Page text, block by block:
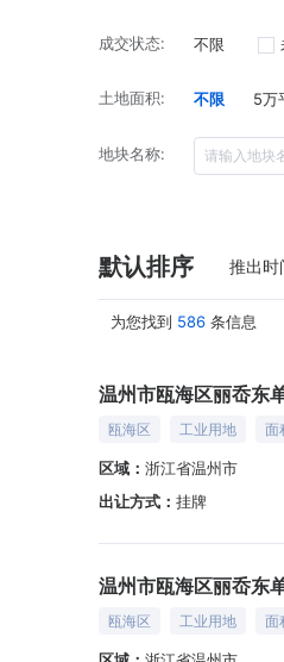
成交状态: 不限
土地面积: 不限 5万
地块名称:
默认排序 推出时
为您找到 586 条信息
温州市瓯海区丽岙东
瓯海区 工业用地 面
区域： 浙江省温州市
出让方式： 挂牌
温州市瓯海区丽岙东
瓯海区 工业用地 面